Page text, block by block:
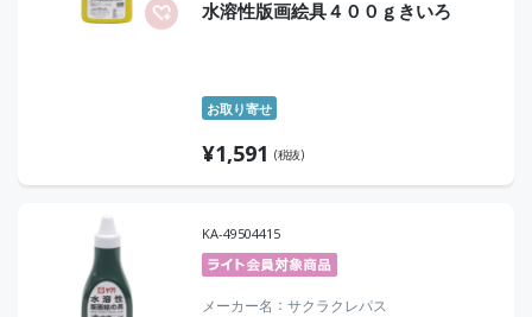
水溶性版画絵具４００ｇきいろ
お取り寄せ
¥1,591 (税抜)
KA-49504415
メーカー名 サクラクレパス